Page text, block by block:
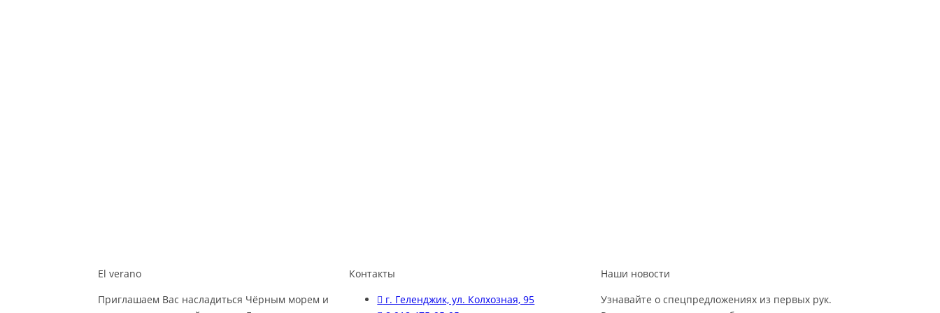
El verano
Приглашаем Вас насладиться Чёрным морем и
Контакты
г. Геленджик, ул. Колхозная, 95
Наши новости
Узнавайте о спецпредложениях из первых рук.